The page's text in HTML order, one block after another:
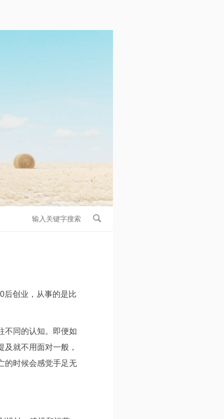
后创业，从事的是比
不同的认知。即便如
就不用面对一般，
的时候会感觉手足无